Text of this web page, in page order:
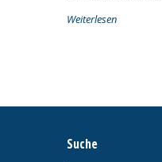
Weiterlesen
Suche